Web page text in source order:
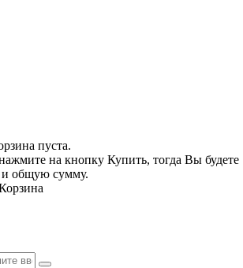
пуста.
на кнопку Купить, тогда Вы будете
и общую сумму.